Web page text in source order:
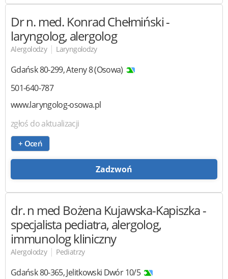
Dr n. med. Konrad Chełmiński-
laryngolog, alergolog
Alergolodzy | Laryngolodzy
Gdańsk80-299,Ateny 8 (Osowa)
501-640-787
www.laryngolog-osowa.pl
zgłoś do aktualizacji
+ Oceń
Zadzwoń
dr. n med Bożena Kujawska-Kapiszka-
specjalista pediatra, alergolog,
immunolog kliniczny
Alergolodzy | Pediatrzy
Gdańsk80-365,Jelitkowski Dwór 10/5